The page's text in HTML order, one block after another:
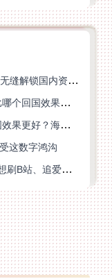
海外党必看：如何选对回国翻墙VPN，无缝解锁国内资源？
ChickCN VPN好用吗？和海牛VPN对比哪个回国效果更好？
ChickCN VPN和当归VPN对比哪个回国效果更好？海外党亲测后选了它
这数字鸿沟
Quickback和巨鲸好用吗？在海外深夜想刷B站、追爱奇艺的你，或许正需要这份答案